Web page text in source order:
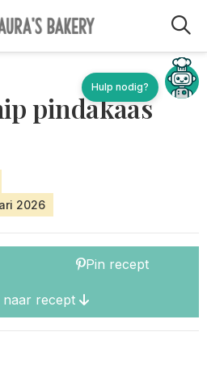
pindakaas
2026
Pin recept
naar recept